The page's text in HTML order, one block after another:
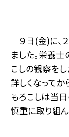
９日(金)に、
ました。栄養
こしの観察をし
詳しくなってか
もろこしは当
慎重に取り組